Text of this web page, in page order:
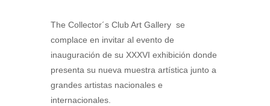
The Collector´s Club Art Gallery se
complace en invitar al evento de
inauguración de su XXXVI exhibición donde
presenta su nueva muestra artística junto a
grandes artistas nacionales e
internacionales.